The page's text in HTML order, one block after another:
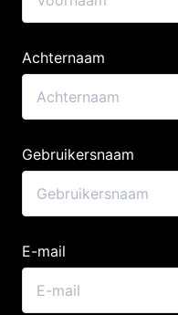
Achternaam
Gebruikersnaam
E-mail